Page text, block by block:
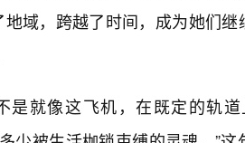
地域，跨越了时间，成为她们
是就像这飞机，在既定的轨